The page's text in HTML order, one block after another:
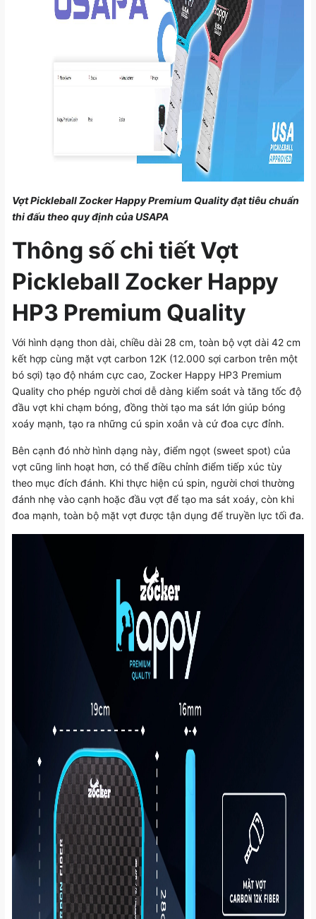
Vợt Pickleball Zocker Happy Premium Quality đạt tiêu chuẩn
thi đấu theo quy định của USAPA
Thông số chi tiết Vợt
Pickleball Zocker Happy
HP3 Premium Quality
Với hình dạng thon dài, chiều dài 28 cm, toàn bộ vợt dài 42 cm
kết hợp cùng mặt vợt carbon 12K (12.000 sợi carbon trên một
bó sợi) tạo độ nhám cực cao, Zocker Happy HP3 Premium
Quality cho phép người chơi dễ dàng kiểm soát và tăng tốc độ
đầu vợt khi chạm bóng, đồng thời tạo ma sát lớn giúp bóng
xoáy mạnh, tạo ra những cú spin xoắn và cứ đoa cực đỉnh.
Bên cạnh đó nhờ hình dạng này, điểm ngọt (sweet spot) của
vợt cũng linh hoạt hơn, có thể điều chỉnh điểm tiếp xúc tùy
theo mục đích đánh. Khi thực hiện cú spin, người chơi thường
đánh nhẹ vào cạnh hoặc đầu vợt để tạo ma sát xoáy, còn khi
đoa mạnh, toàn bộ mặt vợt được tận dụng để truyền lực tối đa.